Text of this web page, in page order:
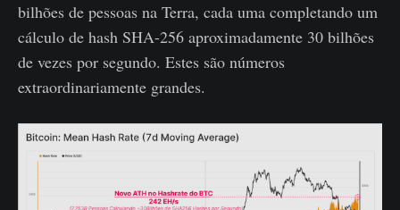
bilhões de pessoas na Terra, cada uma completando um
cálculo de hash SHA-256 aproximadamente 30 bilhões
de vezes por segundo. Estes são números
extraordinariamente grandes.